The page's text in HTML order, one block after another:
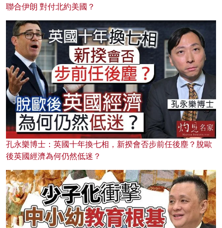
聯合伊朗 對付北約美國？
孔永樂博士：英國十年換七相，新揆會否步前任後塵？脫歐
後英國經濟為何仍然低迷？